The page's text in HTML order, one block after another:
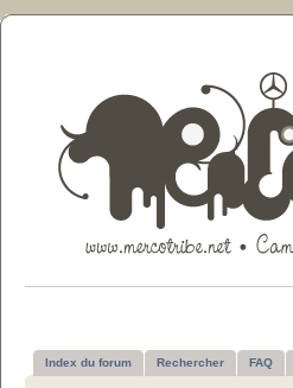
Index du forum Rechercher FAQ